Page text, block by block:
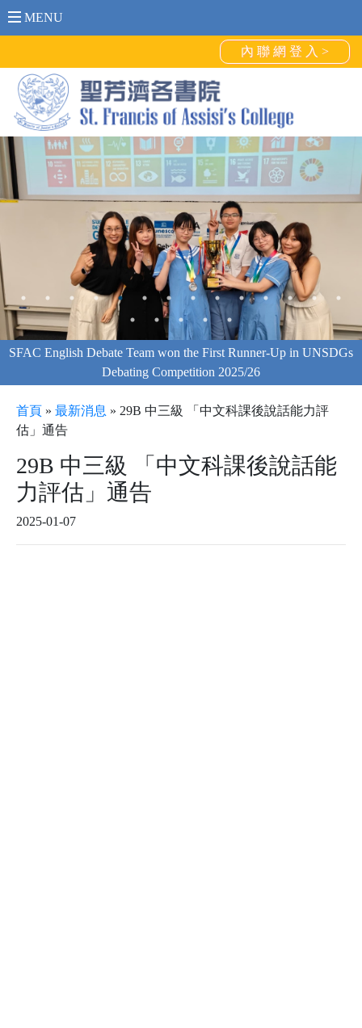
MENU
內 聯 網 登 入 >
SFAC English Debate Team won the First Runner-Up in UNSDGs
Debating Competition 2025/26
首頁 » 最新消息 » 29B 中三級 「中文科課後說話能力評
估」通告
29B 中三級 「中文科課後說話能
力評估」通告
2025-01-07